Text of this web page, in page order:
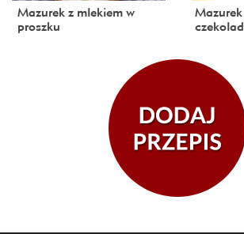
Mazurek z mlekiem w
proszku